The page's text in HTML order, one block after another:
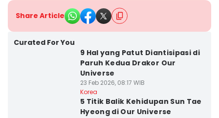
Share Article
Curated For You
9 Hal yang Patut Diantisipasi di
Paruh Kedua Drakor Our
Universe
23 Feb 2026, 08:17 WIB
Korea
5 Titik Balik Kehidupan Sun Tae
Hyeong di Our Universe